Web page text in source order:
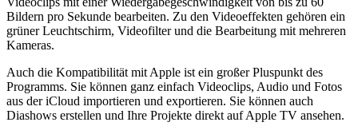
Bildern pro Sekunde bearbeiten. Zu den Videoeffekten gehören ein
grüner Leuchtschirm, Videofilter und die Bearbeitung mit mehreren
Kameras.
Auch die Kompatibilität mit Apple ist ein großer Pluspunkt des
Programms. Sie können ganz einfach Videoclips, Audio und Fotos
aus der iCloud importieren und exportieren. Sie können auch
Diashows erstellen und Ihre Projekte direkt auf Apple TV ansehen.